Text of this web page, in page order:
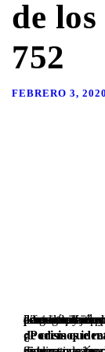
de
752
FEBRERO 3, 2020
La conducción política-estratégica, en un contexto dominado por algoritmos y heurísticas computacionales, requiere de una permanente evaluación de los sistemas que integran los procesos de toma de decisiones en el ámbito más alto de la dirección de los Estados. Lo anterior debido, principalmente, a la complejidad del escenario, la celeridad en la producción de eventos no previstos y fundamentalmente, por las diferentes formas que adoptan las amenazas. En dicho contexto, y a partir del incidente del vuelo 752 derribado por 2 misiles iraníes la noche del 8 de enero, se genera la pregunta:
¿Podemos identificar patrones